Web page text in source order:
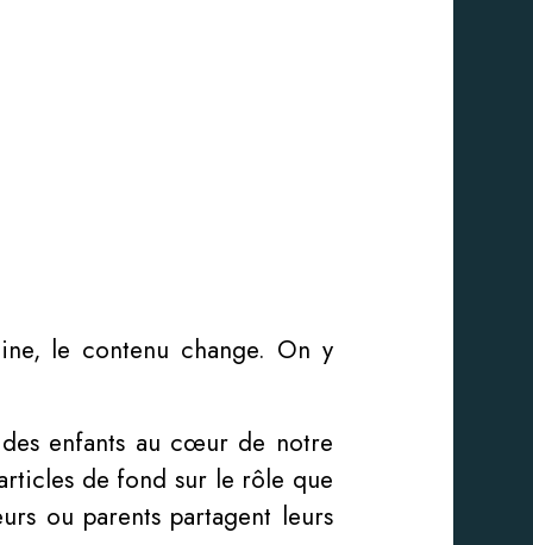
le contenu change. On y
enfants au cœur de notre
de fond sur le rôle que
ou parents partagent leurs